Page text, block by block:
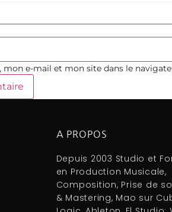
e-mail et mon site dans le
A PROPOS
Depuis 2003 Studio et
en Production Musicale,
Composition, Prise de
& Mastering, Mao sur